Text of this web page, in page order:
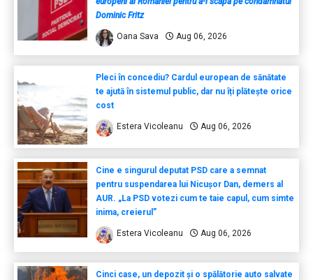
Dominic Fritz
Oana Sava Aug 06, 2026
Pleci în concediu? Cardul european de sănătate
te ajută în sistemul public, dar nu îți plătește orice
cost
Estera Vicoleanu Aug 06, 2026
Cine e singurul deputat PSD care a semnat
pentru suspendarea lui Nicușor Dan, demers al
AUR. „La PSD votezi cum te taie capul, cum simte
inima, creierul”
Estera Vicoleanu Aug 06, 2026
Cinci case, un depozit și o spălătorie auto salvate